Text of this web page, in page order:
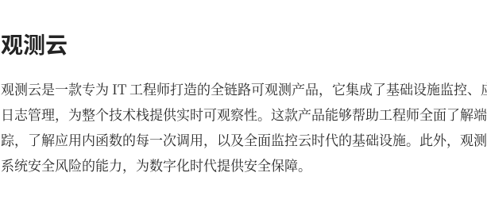
观测云
观测云是一款专为 IT 工程师打造的全链路可观测产品，它集成了基础设施监控、
日志管理，为整个技术栈提供实时可观察性。这款产品能够帮助工程师全面了解
踪，了解应用内函数的每一次调用，以及全面监控云时代的基础设施。此外，观
系统安全风险的能力，为数字化时代提供安全保障。